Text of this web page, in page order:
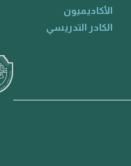
الأكاديميون
الكادر التدريسي